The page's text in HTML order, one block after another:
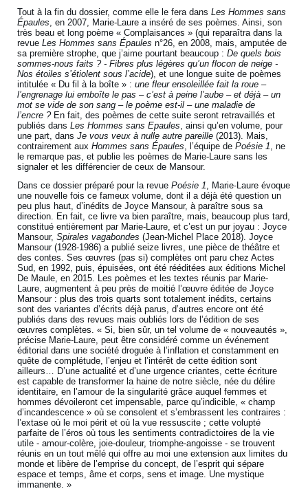
Tout à la fin du dossier, comme elle le fera dansLes Hommes sans
Épaules, en 2007, Marie-Laure a inséré de ses poèmes. Ainsi, son
très beau et long poème « Complaisances » (qui reparaîtra dans la
revueLes Hommes sans Épaules n°26, en 2008, mais, amputée de
sa première strophe, que j’aime pourtant beaucoup :De quels bois
sommes-nous faits ? - Fibres plus légères qu’un flocon de neige -
Nos étoiles s’étiolent sous l’acide), et une longue suite de poèmes
intitulée « Du fil à la boîte » :une fleur ensoleillée fait la roue –
l’engrenage lui emboîte le pas – c’est à peine l’aube – et déjà – un
mot se vide de son sang – le poème est-il – une maladie de
l’encre ? En fait, des poèmes de cette suite seront retravaillés et
publiés dansLes Hommes sans Epaules, ainsi qu’en volume, pour
une part, dansJe vous veux à nulle autre pareille (2013). Mais,
contrairement auxHommes sans Épaules, l’équipe dePoésie 1, ne
le remarque pas, et publie les poèmes de Marie-Laure sans les
signaler et les différencier de ceux de Mansour.
Dans ce dossier préparé pour la revuePoésie 1, Marie-Laure évoque
une nouvelle fois ce fameux volume, dont il a déjà été question un
peu plus haut, d’inédits de Joyce Mansour, à paraître sous sa
direction. En fait, ce livre va bien paraître, mais, beaucoup plus tard,
constitué entièrement par Marie-Laure, et c’est un pur joyau : Joyce
Mansour,Spirales vagabondes (Jean-Michel Place 2018). Joyce
Mansour (1928-1986) a publié seize livres, une pièce de théâtre et
des contes. Ses œuvres (pas si) complètes ont paru chez Actes
Sud, en 1992, puis, épuisées, ont été rééditées aux éditions Michel
De Maule, en 2015. Les poèmes et les textes réunis par Marie-
Laure, augmentent à peu près de moitié l’œuvre éditée de Joyce
Mansour : plus des trois quarts sont totalement inédits, certains
sont des variantes d’écrits déjà parus, d’autres encore ont été
publiés dans des revues mais oubliés lors de l’édition de ses
œuvres complètes. « Si, bien sûr, un tel volume de « nouveautés »,
précise Marie-Laure, peut être considéré comme un événement
éditorial dans une société droguée à l’inflation et constamment en
quête de complétude, l’enjeu et l’intérêt de cette édition sont
ailleurs… D’une actualité et d’une urgence criantes, cette écriture
est capable de transformer la haine de notre siècle, née du délire
identitaire, en l’amour de la singularité grâce auquel femmes et
hommes dévoileront cet impensable, parce qu’indicible, « champ
d’incandescence » où se consolent et s’embrassent les contraires :
l’extase où le moi périt et où la vue ressuscite ; cette volupté
parfaite de l’éros où tous les sentiments contradictoires de la vie
utile - amour-colère, joie-douleur, triomphe-angoisse - se trouvent
réunis en un tout mêlé qui offre au moi une extension aux limites du
monde et libère de l’emprise du concept, de l’esprit qui sépare
espace et temps, âme et corps, sens et image. Une mystique
immanente. »